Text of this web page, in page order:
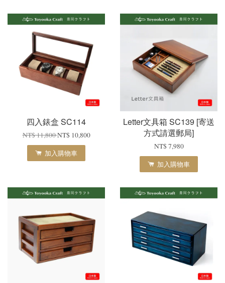
四入錶盒 SC114
NT$ 11,800NT$ 10,800
加入購物車
Letter文具箱 SC139 [寄送
方式請選郵局]
NT$ 7,980
加入購物車